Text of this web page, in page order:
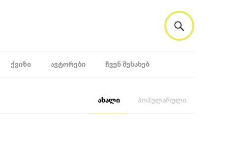
ᲥᲕᲘᲖᲘ ᲐᲕᲢᲝᲠᲔᲑᲘ ᲩᲕᲔᲜ ᲨᲔᲡᲐᲮᲔᲑ
ახალი პოპულარული